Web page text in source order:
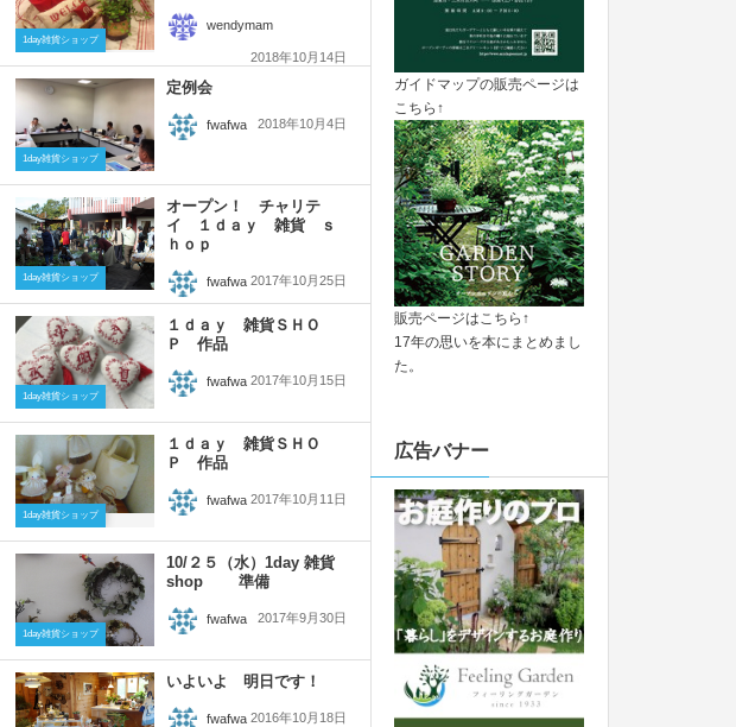
1day雑貨ショップ
wendymam
2018年10月14日
1day雑貨ショップ
定例会
fwafwa 2018年10月4日
1day雑貨ショップ
オープン！ チャリテ
イ １ｄａｙ 雑貨 ｓ
ｈｏｐ
fwafwa 2017年10月25日
1day雑貨ショップ
１ｄａｙ 雑貨ＳＨＯ
Ｐ 作品
fwafwa 2017年10月15日
1day雑貨ショップ
１ｄａｙ 雑貨ＳＨＯ
Ｐ 作品
fwafwa 2017年10月11日
1day雑貨ショップ
10/２５（水）1day 雑貨
shop 準備
fwafwa 2017年9月30日
いよいよ 明日です！
fwafwa 2016年10月18日
ガイドマップの販売ページは
こちら↑
販売ページはこちら↑
17年の思いを本にまとめまし
た。
広告バナー